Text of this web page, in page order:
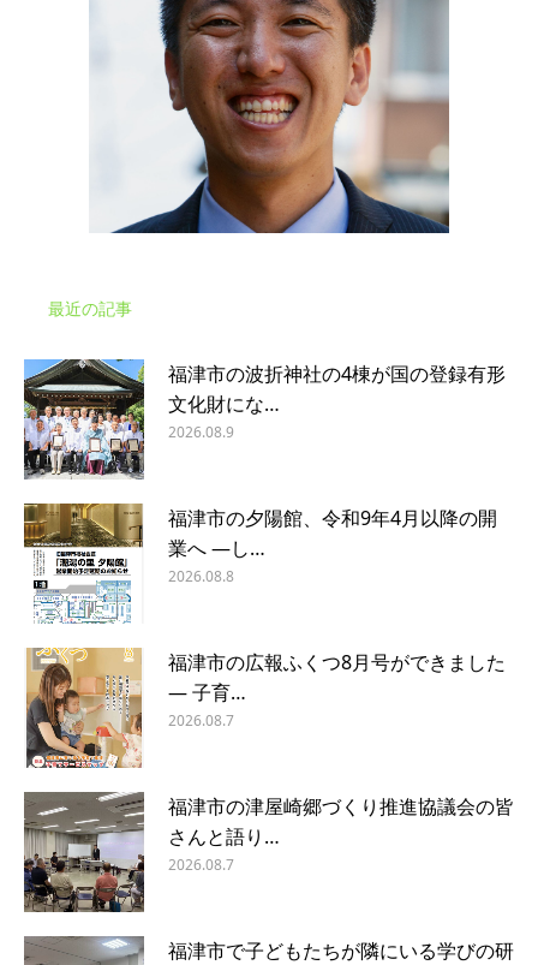
最近の記事
福津市の波折神社の4棟が国の登録有形
文化財にな…
2026.08.9
福津市の夕陽館、令和9年4月以降の開
業へ ―し…
2026.08.8
福津市の広報ふくつ8月号ができました
― 子育…
2026.08.7
福津市の津屋崎郷づくり推進協議会の皆
さんと語り…
2026.08.7
福津市で子どもたちが隣にいる学びの研